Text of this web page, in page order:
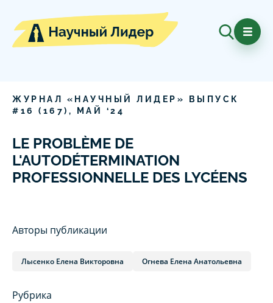
ЖУРНАЛ «НАУЧНЫЙ ЛИДЕР» ВЫПУСК
# 16 ( 167), МАЙ ‘24
LE PROBLÈME DE
L'AUTODÉTERMINATION
PROFESSIONNELLE DES LYCÉENS
Авторы публикации
Лысенко Елена Викторовна Огнева Елена Анатольевна
Рубрика